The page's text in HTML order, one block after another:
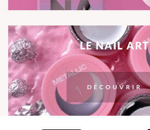
LE NAIL ART
DÉCOUVRIR